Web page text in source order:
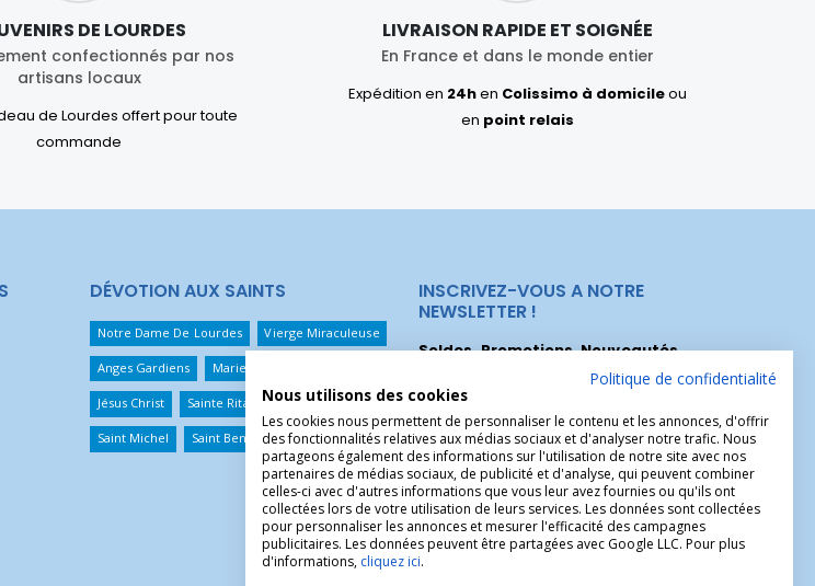
DE LOURDES
confectionnés par nos
artisans locaux
de Lourdes offert pour toute
commande
LIVRAISON RAPIDE ET SOIGNÉE
En France et dans le monde entier
Expédition en 24hen Colissimo à domicileou
en point relais
DÉVOTION AUX SAINTS
Notre Dame De Lourdes Vierge Miraculeuse
Anges Gardiens Marie Qui Défait Les Noeuds
Jésus Christ Sainte Rita Sainte Thérèse
Saint Michel Saint Benoît Saint Christophe
INSCRIVEZ-VOUS A NOTRE
NEWSLETTER !
Soldes, Promotions, Nouveautés...
Inscrivez-vous maintenant pour recevoir
nos meilleures offres.
Politique de confidentialité
Nous utilisons des cookies
Les cookies nous permettent de personnaliser le contenu et les annonces, d'offrir
des fonctionnalités relatives aux médias sociaux et d'analyser notre trafic. Nous
partageons également des informations sur l'utilisation de notre site avec nos
partenaires de médias sociaux, de publicité et d'analyse, qui peuvent combiner
celles-ci avec d'autres informations que vous leur avez fournies ou qu'ils ont
collectées lors de votre utilisation de leurs services. Les données sont collectées
pour personnaliser les annonces et mesurer l'efficacité des campagnes
publicitaires. Les données peuvent être partagées avec Google LLC. Pour plus
d'informations, cliquez ici.